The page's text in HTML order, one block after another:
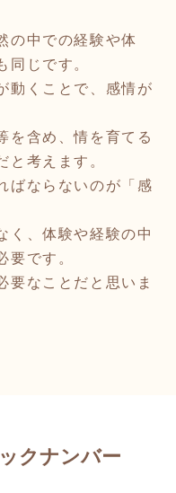
の中での経験や体
同じです。
動くことで、感情が
を含め、情を育てる
と考えます。
ばならないのが「感
く、体験や経験の中
要です。
要なことだと思いま
クナンバー